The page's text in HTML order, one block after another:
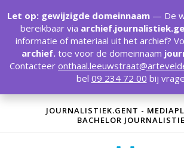
JOURNALISTIEK.GENT -
BACHELOR
Let op: gewijzigde domeinnaam — De
bereikbaar via
informatie of materiaal uit het archief?
archief. toe voor de domeinnaam
Contacteer
bel 09 234 72 00 bij